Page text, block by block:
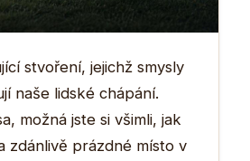
stvoření, jejichž smysly
naše lidské chápání.
možná jste si všimli, jak
zdánlivě prázdné místo v